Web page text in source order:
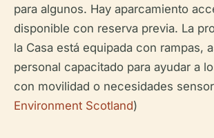
para algunos. Hay aparcamiento
disponible con reserva previa. La
la Casa está equipada con rampas,
personal capacitado para ayudar a
con movilidad o necesidades
Environment Scotland)